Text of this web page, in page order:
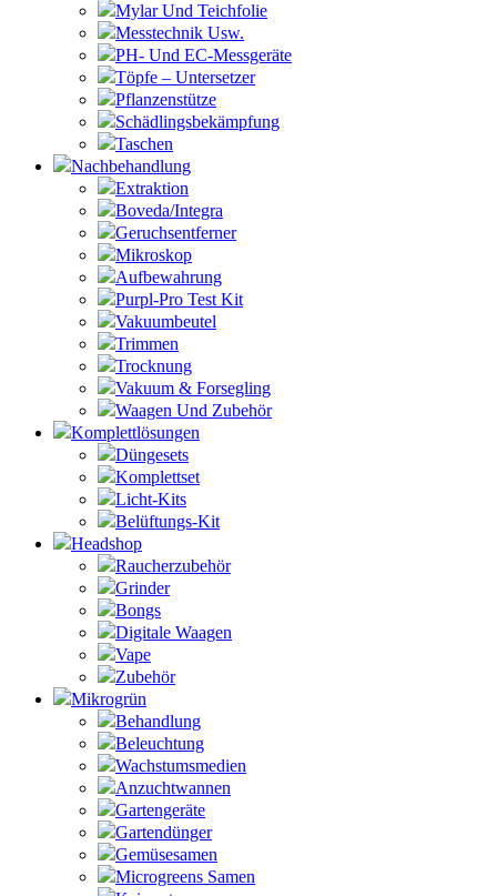
Mylar Und Teichfolie
Messtechnik Usw.
PH- Und EC-Messgeräte
Töpfe – Untersetzer
Pflanzenstütze
Schädlingsbekämpfung
Taschen
Nachbehandlung
Extraktion
Boveda/Integra
Geruchsentferner
Mikroskop
Aufbewahrung
Purpl-Pro Test Kit
Vakuumbeutel
Trimmen
Trocknung
Vakuum & Forsegling
Waagen Und Zubehör
Komplettlösungen
Düngesets
Komplettset
Licht-Kits
Belüftungs-Kit
Headshop
Raucherzubehör
Grinder
Bongs
Digitale Waagen
Vape
Zubehör
Mikrogrün
Behandlung
Beleuchtung
Wachstumsmedien
Anzuchtwannen
Gartengeräte
Gartendünger
Gemüsesamen
Microgreens Samen